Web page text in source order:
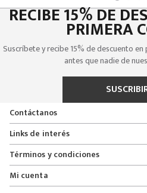
RECIBE 15% DE
PRIMERA
Suscríbete y recibe 15% de descuento
antes que nadie de
Contáctanos
Encuentra tu tienda
Formulario de solicitudes
Servicio al cliente
Línea nacional 01 8000 112674
Links de interés
Quienes somos
Políticas de entrega, cambio y
Políticas de privacidad
Términos y condiciones
Promociones
Crédito Addi
Mi cuenta
Rastrear mi pedido